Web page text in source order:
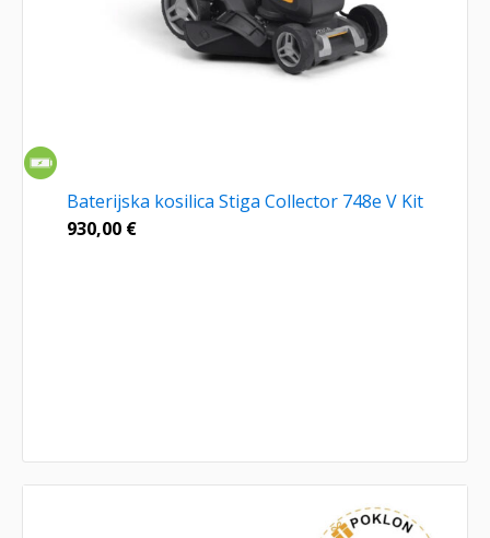
Baterijska kosilica Stiga Collector 748e V Kit
930,00 €